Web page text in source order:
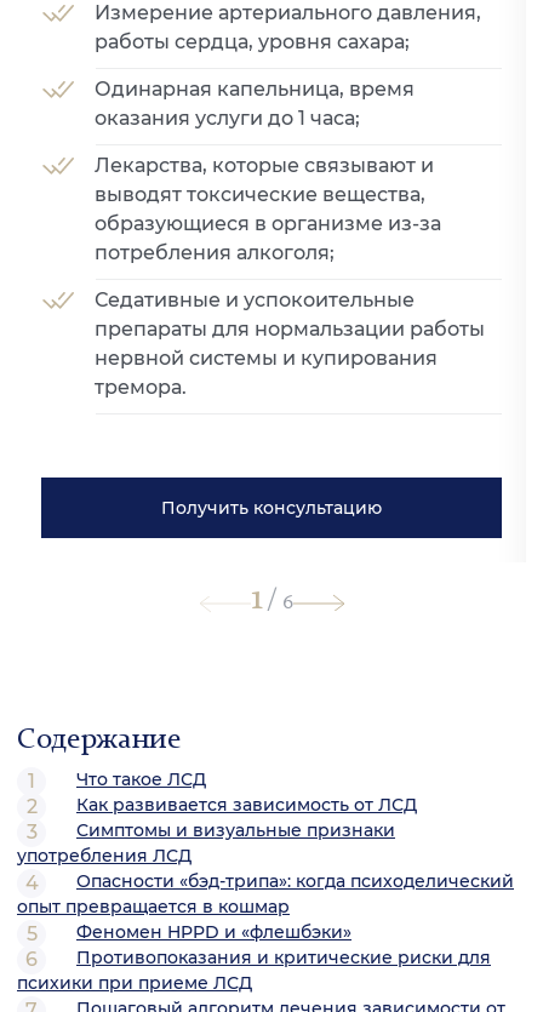
Измерение артериального давления,
работы сердца, уровня сахара;
Одинарная капельница, время
оказания услуги до 1 часа;
Лекарства, которые связывают и
выводят токсические вещества,
образующиеся в организме из-за
потребления алкоголя;
Седативные и успокоительные
препараты для нормальзации работы
нервной системы и купирования
тремора.
Получить консультацию
1/ 6
Содержание
Что такое ЛСД
Как развивается зависимость от ЛСД
Симптомы и визуальные признаки
употребления ЛСД
Опасности «бэд-трипа»: когда психоделический
опыт превращается в кошмар
Феномен HPPD и «флешбэки»
Противопоказания и критические риски для
психики при приеме ЛСД